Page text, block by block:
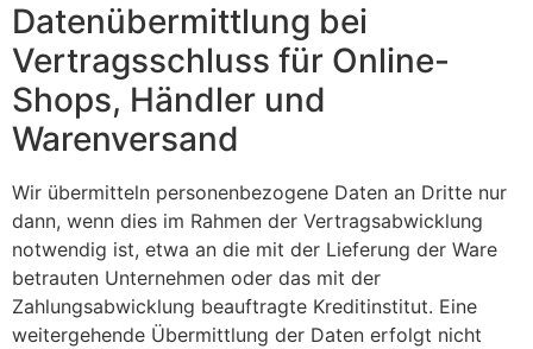
Datenübermittlung bei
Vertragsschluss für Online-
Shops, Händler und
Warenversand
Wir übermitteln personenbezogene Daten an Dritte nur
dann, wenn dies im Rahmen der Vertragsabwicklung
notwendig ist, etwa an die mit der Lieferung der Ware
betrauten Unternehmen oder das mit der
Zahlungsabwicklung beauftragte Kreditinstitut. Eine
weitergehende Übermittlung der Daten erfolgt nicht